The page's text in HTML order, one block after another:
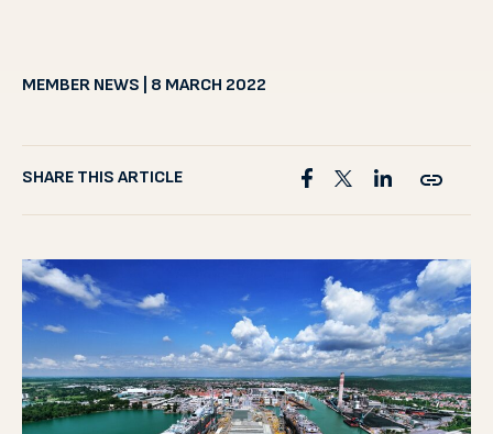
MEMBER NEWS | 8 MARCH 2022
SHARE THIS ARTICLE